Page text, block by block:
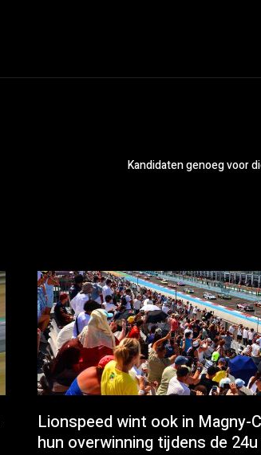
Kandidaten genoeg voor
Lionspeed wint ook in Magny-
hun overwinning tijdens de 24u